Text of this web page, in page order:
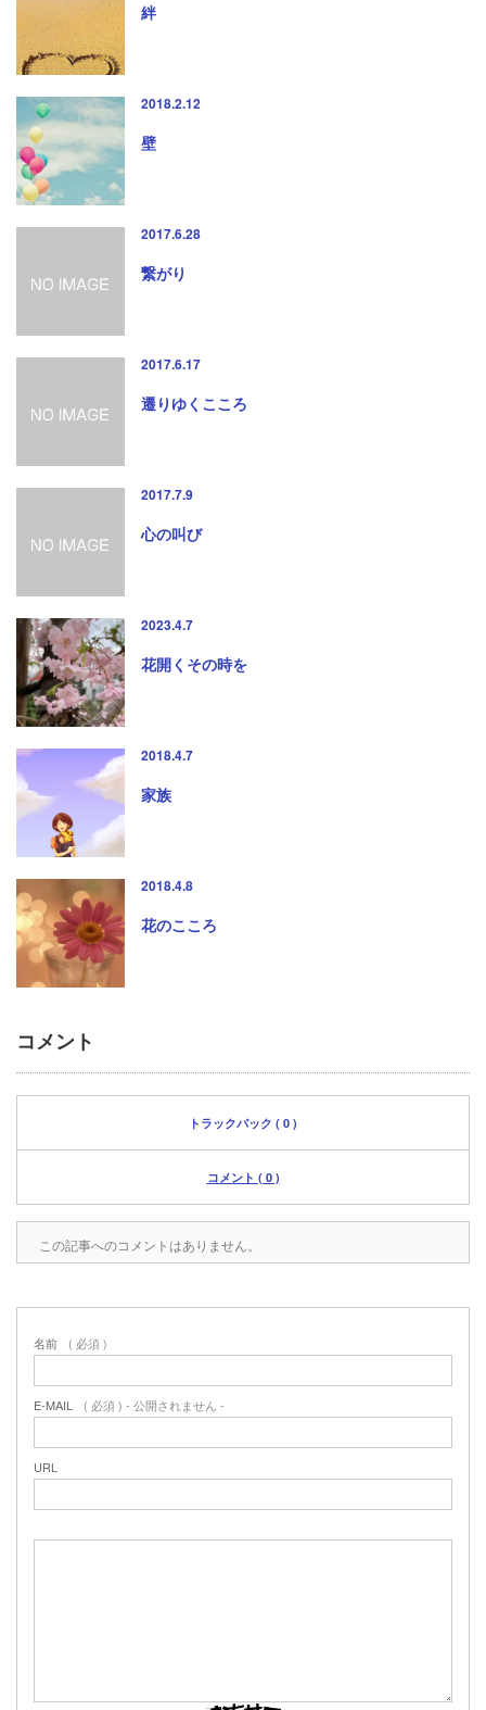
絆
2018.2.12
壁
2017.6.28
繋がり
2017.6.17
遷りゆくこころ
2017.7.9
心の叫び
2023.4.7
花開くその時を
2018.4.7
家族
2018.4.8
花のこころ
コメント
トラックバック ( 0 )
コメント ( 0 )
この記事へのコメントはありません。
名前 ( 必須 )
E-MAIL ( 必須 ) - 公開されません -
URL